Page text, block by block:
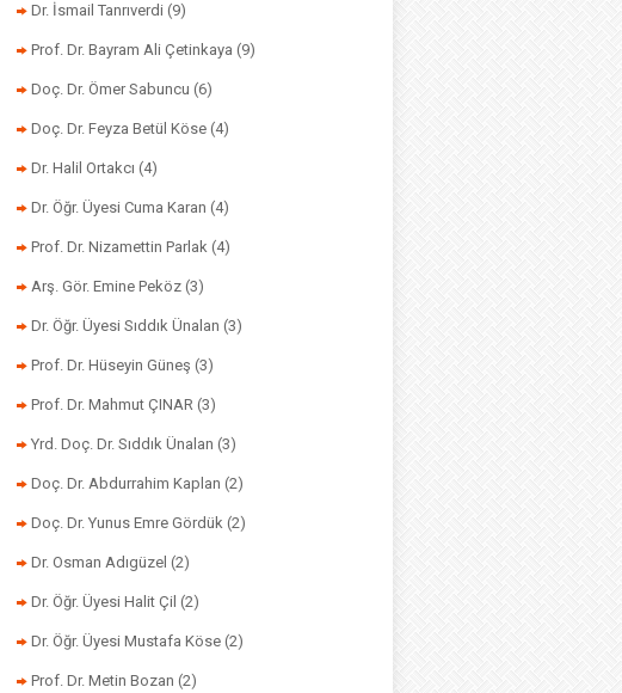
Dr. İsmail Tanrıverdi (9)
Prof. Dr. Bayram Ali Çetinkaya (9)
Doç. Dr. Ömer Sabuncu (6)
Doç. Dr. Feyza Betül Köse (4)
Dr. Halil Ortakcı (4)
Dr. Öğr. Üyesi Cuma Karan (4)
Prof. Dr. Nizamettin Parlak (4)
Arş. Gör. Emine Peköz (3)
Dr. Öğr. Üyesi Sıddık Ünalan (3)
Prof. Dr. Hüseyin Güneş (3)
Prof. Dr. Mahmut ÇINAR (3)
Yrd. Doç. Dr. Sıddık Ünalan (3)
Doç. Dr. Abdurrahim Kaplan (2)
Doç. Dr. Yunus Emre Gördük (2)
Dr. Osman Adıgüzel (2)
Dr. Öğr. Üyesi Halit Çil (2)
Dr. Öğr. Üyesi Mustafa Köse (2)
Prof. Dr. Metin Bozan (2)